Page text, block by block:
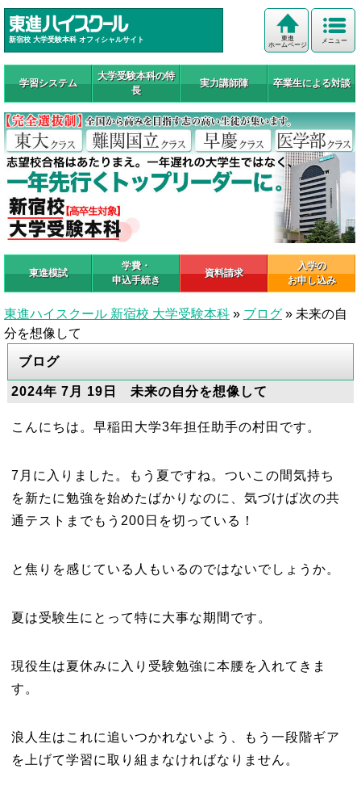
新宿校 大学受験本科 オフィシャルサイト メニュー
東進
ホームページ
学習システム
大学受験本科の特
長
実力講師陣 卒業生による対談
東進模試
学費・
申込手続き
資料請求
入学の
お申し込み
東進ハイスクール 新宿校 大学受験本科 » ブログ » 未来の自
分を想像して
ブログ
2024年 7月 19日 未来の自分を想像して
こんにちは。早稲田大学3年担任助手の村田です。
7月に入りました。もう夏ですね。ついこの間気持ち
を新たに勉強を始めたばかりなのに、気づけば次の共
通テストまでもう200日を切っている！
と焦りを感じている人もいるのではないでしょうか。
夏は受験生にとって特に大事な期間です。
現役生は夏休みに入り受験勉強に本腰を入れてきま
す。
浪人生はこれに追いつかれないよう、もう一段階ギア
を上げて学習に取り組まなければなりません。